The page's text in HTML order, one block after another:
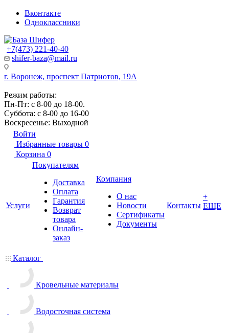
Вконтакте
Одноклассники
+7(473) 221-40-40
shifer-baza@mail.ru
г. Воронеж, проспект Патриотов, 19А
Режим работы:
Пн-Пт: с 8-00 до 18-00.
Суббота: с 8-00 до 16-00
Воскресенье: Выходной
Войти
Избранные товары 0
Корзина 0
Услуги
Покупателям
Доставка
Оплата
Гарантия
Возврат
товара
Онлайн-
заказ
Компания
О нас
Новости
Сертификаты
Документы
Контакты
+
ЕЩЕ
Каталог
Кровельные материалы
Водосточная система